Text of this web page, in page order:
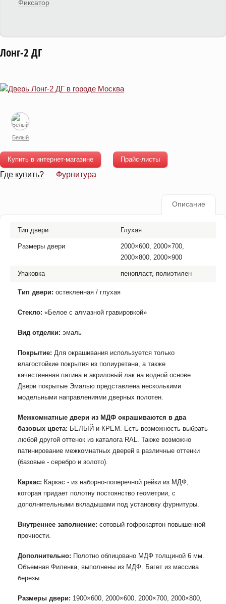
Фиксатор
Лонг-2 ДГ
Белый
Купить в интернет-магазине Прайс-листы
Где купить? Фурнитура
Описание
Тип двери Глухая
Размеры двери
2000×600, 2000×700,
2000×800, 2000×900
Упаковка пенопласт, полиэтилен
Тип двери: остекленная / глухая
Стекло: «Белое с алмазной гравировкой»
Вид отделки: эмаль
Покрытие: Для окрашивания используется только
влагостойкие покрытия из полиуретана, а также
качественная патина и акриловый лак на водной основе.
Двери покрытые Эмалью представлена несколькими
модельными направлениями дверных полотен.
Межкомнатные двери из МДФ окрашиваются в два
базовых цвета: БЕЛЫЙ и КРЕМ. Есть возможность выбрать
любой другой оттенок из каталога RAL. Также возможно
патинирование межкомнатных дверей в различные оттенки
(базовые - серебро и золото).
Каркас: Каркас - из наборно-поперечной рейки из МДФ,
которая придает полотну постоянство геометрии, с
дополнительными вкладышами под установку фурнитуры.
Внутреннее заполнение: сотовый гофрокартон повышенной
прочности.
Дополнительно: Полотно облицовано МДФ толщиной 6 мм.
Объемная Филенка, выполнены из МДФ. Багет из массива
березы.
Размеры двери: 1900×600, 2000×600, 2000×700, 2000×800,